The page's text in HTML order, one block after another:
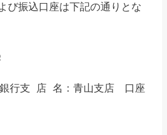
び振込口座は下記の通りとな
行支 店 名：青山支店 口座